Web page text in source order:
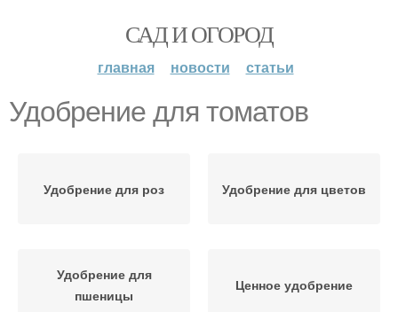
САД И ОГОРОД
главная новости статьи
Удобрение для томатов
Удобрение для роз Удобрение для цветов
Удобрение для
пшеницы
Ценное удобрение